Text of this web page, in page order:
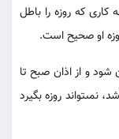
كارى كه روزه را باطل
او صحيح است.
شود و از اذان صبح تا
نمى‏تواند روزه بگيرد